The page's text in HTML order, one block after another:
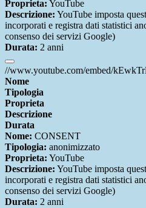
Proprieta: YouTube
Descrizione: YouTube imposta
incorporati e registra dati statistici
consenso dei servizi Google)
Durata: 2 anni
//www.youtube.com/embed/
Nome
Tipologia
Proprieta
Descrizione
Durata
Nome: CONSENT
Tipologia: anonimizzato
Proprieta: YouTube
Descrizione: YouTube imposta
incorporati e registra dati statistici
consenso dei servizi Google)
Durata: 2 anni